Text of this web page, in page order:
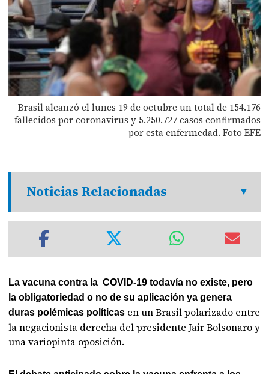
Brasil alcanzó el lunes 19 de octubre un total de 154.176
fallecidos por coronavirus y 5.250.727 casos confirmados
por esta enfermedad. Foto EFE
Noticias Relacionadas
La vacuna contra la COVID-19 todavía no existe, pero
la obligatoriedad o no de su aplicación ya genera
duras polémicas políticas en un Brasil polarizado entre
la negacionista derecha del presidente Jair Bolsonaro y
una variopinta oposición.